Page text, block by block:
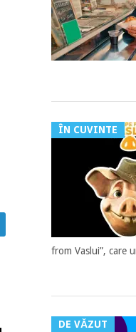
ÎN CUVINTE
from Vaslui”, care
DE VĂZUT